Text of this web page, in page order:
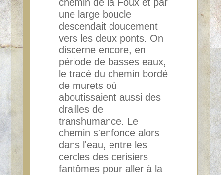
chemin de la Foux et par
une large boucle
descendait doucement
vers les deux ponts. On
discerne encore, en
période de basses eaux,
le tracé du chemin bordé
de murets où
aboutissaient aussi des
drailles de
transhumance. Le
chemin s'enfonce alors
dans l'eau, entre les
cercles des cerisiers
fantômes pour aller à la